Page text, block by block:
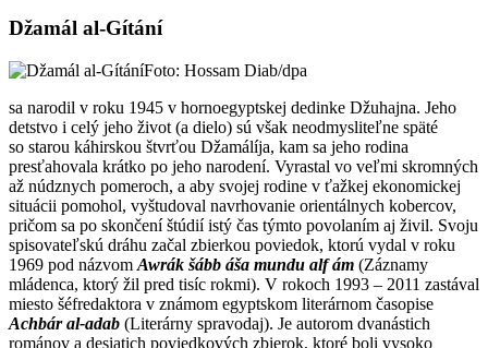
Džamál al-Gítání
Foto: Hossam Diab/dpa
sa narodil v roku 1945 v hornoegyptskej dedinke Džuhajna. Jeho
detstvo i celý jeho život (a dielo) sú však neodmysliteľne späté
so starou káhirskou štvrťou Džamálíja, kam sa jeho rodina
presťahovala krátko po jeho narodení. Vyrastal vo veľmi skromných
až núdznych pomeroch, a aby svojej rodine v ťažkej ekonomickej
situácii pomohol, vyštudoval navrhovanie orientálnych kobercov,
pričom sa po skončení štúdií istý čas týmto povolaním aj živil. Svoju
spisovateľskú dráhu začal zbierkou poviedok, ktorú vydal v roku
1969 pod názvom Awrák šább áša mundu alf ám (Záznamy
mládenca, ktorý žil pred tisíc rokmi). V rokoch 1993 – 2011 zastával
miesto šéfredaktora v známom egyptskom literárnom časopise
Achbár al-adab (Literárny spravodaj). Je autorom dvanástich
románov a desiatich poviedkových zbierok, ktoré boli vysoko